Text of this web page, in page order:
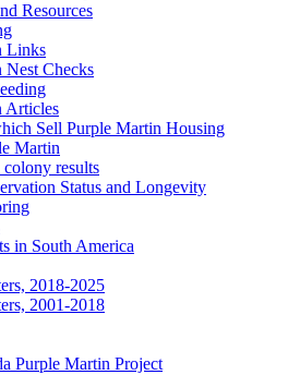
Resources
Links
Nest Checks
Articles
Sell Purple Martin Housing
Martin
results
Status and Longevity
in South America
2018-2025
2001-2018
Purple Martin Project